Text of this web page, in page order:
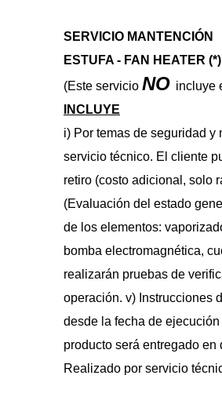
SERVICIO MANTENCIÓN
ESTUFA - FAN HEATER (*)
(Este servicio NO incluye
INCLUYE
i) Por temas de seguridad
servicio técnico. El cliente
retiro (costo adicional, solo
(Evaluación del estado
de los elementos:
bomba electromagnética,
realizarán pruebas de
operación. v) Instrucciones
desde la fecha de
producto será entregado
Realizado por servicio